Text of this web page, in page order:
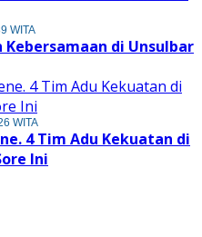
WITA
Kebersamaan di Unsulbar
WITA
4 Tim Adu Kekuatan di
Ini